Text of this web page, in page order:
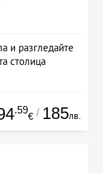
и разгледайте
столица
.59
€ / 185лв.